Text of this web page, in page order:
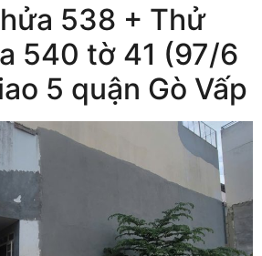
538 + Thử
540 tờ 41 (97/6
5 quận Gò Vấp